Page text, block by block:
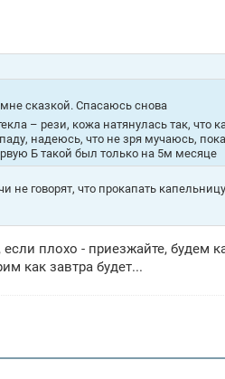
сказкой. Спасаюсь снова
– рези, кожа натянулась так, что
надеюсь, что не зря мучаюсь,
Б такой был только на 5м месяце
не говорят, что прокапать
плохо - приезжайте, будем
как завтра будет...